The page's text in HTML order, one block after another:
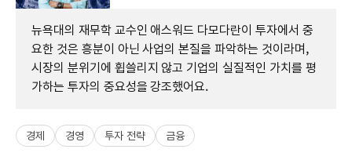
뉴욕대의 재무학 교수인 애스워드 다모다란이 투자에서 중
요한 것은 흥분이 아닌 사업의 본질을 파악하는 것이라며,
시장의 분위기에 휩쓸리지 않고 기업의 실질적인 가치를 평
가하는 투자의 중요성을 강조했어요.
경제 경영 투자 전략 금융